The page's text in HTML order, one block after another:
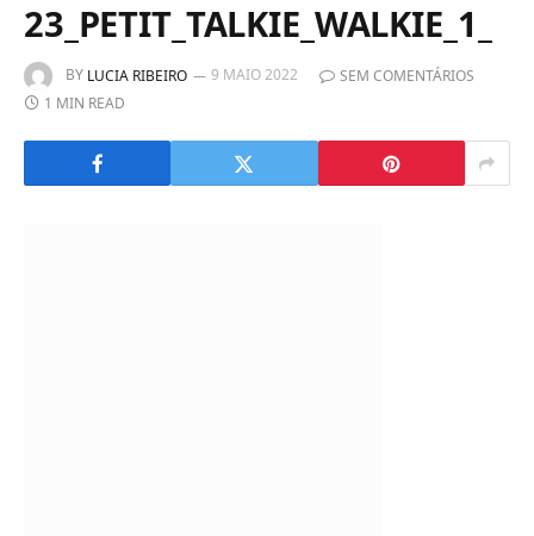
23_PETIT_TALKIE_WALKIE_1_
BY LUCIA RIBEIRO 9 MAIO 2022
SEM COMENTÁRIOS
1 MIN READ